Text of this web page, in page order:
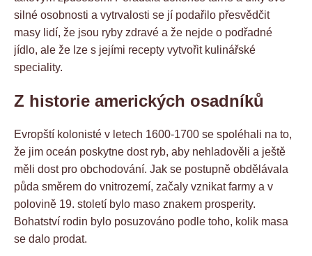
silné osobnosti a vytrvalosti se jí podařilo přesvědčit
masy lidí, že jsou ryby zdravé a že nejde o podřadné
jídlo, ale že lze s jejími recepty vytvořit kulinářské
speciality.
Z historie amerických osadníků
Evropští kolonisté v letech 1600-1700 se spoléhali na to,
že jim oceán poskytne dost ryb, aby nehladověli a ještě
měli dost pro obchodování. Jak se postupně obdělávala
půda směrem do vnitrozemí, začaly vznikat farmy a v
polovině 19. století bylo maso znakem prosperity.
Bohatství rodin bylo posuzováno podle toho, kolik masa
se dalo prodat.